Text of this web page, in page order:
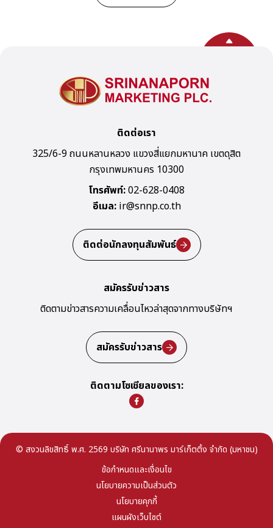
ติดต่อเรา
325/6-9 ถนนหลานหลวง แขวงสี่แยกมหานาค เขตดุสิต
กรุงเทพมหานคร 10300
โทรศัพท์:02-628-0408
อีเมล: ir@snnp.co.th
ติดต่อนักลงทุนสัมพันธ์
สมัครรับข่าวสาร
ติดตามข่าวสารความเคลื่อนไหวล่าสุดจากทางบริษัทฯ
สมัครรับข่าวสาร
ติดตามโซเชียลของเรา:
© สงวนลิขสิทธิ์ พ.ศ. 2569 บริษัท ศรีนานาพร มาร์เก็ตติ้ง จำกัด (มหาชน)
ข้อกำหนดและเงื่อนไข
นโยบายความเป็นส่วนตัว
นโยบายคุกกี้
แผนผังเว็บไซต์